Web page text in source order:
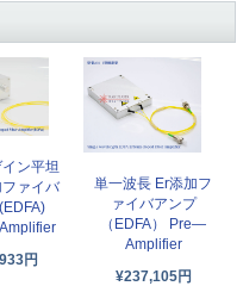
ン平坦
ァイバ
円
単一波長 Er添加フ
ァイバアンプ
（EDFA） Pre—
Amplifier
¥237,105円